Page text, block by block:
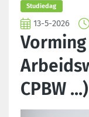
Studiedag
13-5-2026
CPBW